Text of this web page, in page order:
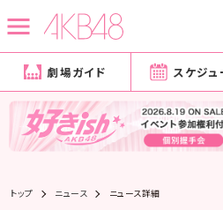
劇場ガイド スケジュ
トップ ニュース ニュース詳細